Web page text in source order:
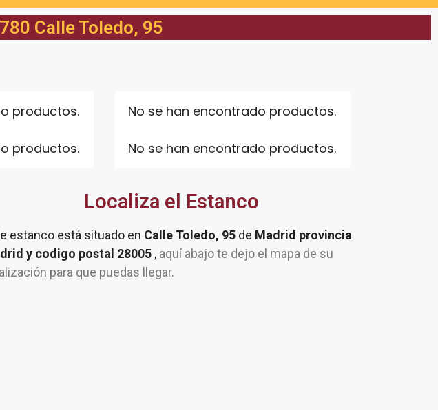
Calle Toledo, 95
productos.
productos.
No se han encontrado productos.
No se han encontrado productos.
Localiza el Estanco
estanco está situado en Calle Toledo, 95 de Madrid provincia
y codigo postal 28005 , aquí abajo te dejo el mapa de su
para que puedas llegar.